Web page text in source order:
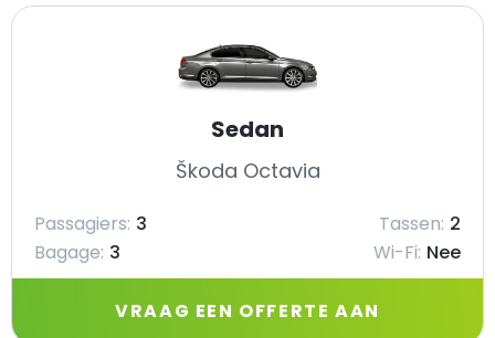
Sedan
Škoda Octavia
Passagiers: 3 Tassen: 2
Bagage: 3 Wi-Fi: Nee
VRAAG EEN OFFERTE AAN